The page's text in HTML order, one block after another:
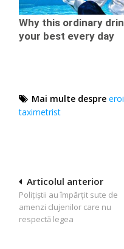
Mai multe despre eroi
taximetrist
Navigare
în
articole
Articolul anterior
Polițiștii au împărțit sute de
amenzi clujenilor care nu
respectă legea